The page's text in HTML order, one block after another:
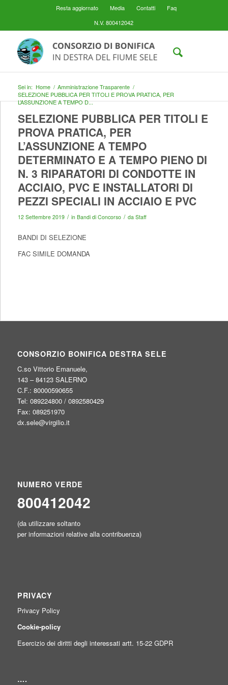
Resta aggiornato Media Contatti
Faq
N.V. 800412042
Sei in: Home / Amministrazione Trasparente /
SELEZIONE PUBBLICA PER TITOLI E PROVA PRATICA, PER
L’ASSUNZIONE A TEMPO D...
SELEZIONE PUBBLICA PER TITOLI E
PROVA PRATICA, PER
L’ASSUNZIONE A TEMPO
DETERMINATO E A TEMPO PIENO DI
N. 3 RIPARATORI DI CONDOTTE IN
ACCIAIO, PVC E INSTALLATORI DI
PEZZI SPECIALI IN ACCIAIO E PVC
12 Settembre 2019 / in Bandi di Concorso / da Staff
BANDI DI SELEZIONE
FAC SIMILE DOMANDA
CONSORZIO BONIFICA DESTRA SELE
C.so Vittorio Emanuele,
143 – 84123 SALERNO
C.F.: 80000590655
Tel: 089224800 / 0892580429
Fax: 089251970
dx.sele@virgilio.it
NUMERO VERDE
800412042
(da utilizzare soltanto
per informazioni relative alla contribuenza)
PRIVACY
Privacy Policy
Cookie-policy
Esercizio dei diritti degli interessati artt. 15-22 GDPR
….